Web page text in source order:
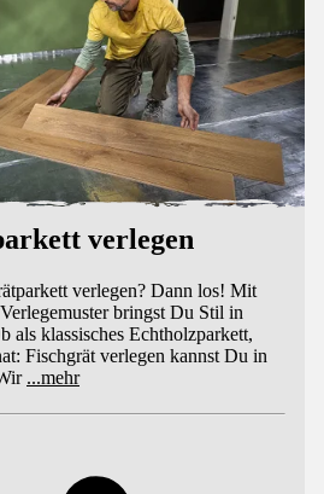
verlegen
verlegen? Dann los! Mit
bringst Du Stil in
als klassisches Echtholzparkett,
Fischgrät verlegen kannst Du in
...mehr